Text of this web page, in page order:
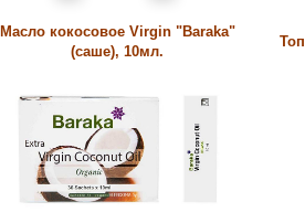
Масло кокосовое Virgin "Baraka"
(саше), 10мл.